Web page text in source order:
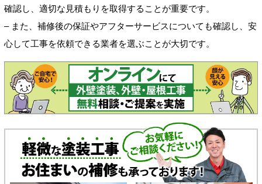
確認し、適切な見積もりを取得することが重要です。
– また、補修後の保証やアフターサービスについても確認し、安
心して工事を依頼できる業者を選ぶことが大切です。